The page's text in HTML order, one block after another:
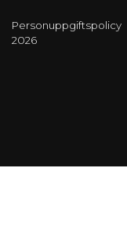
Personuppgiftspolicy
2026